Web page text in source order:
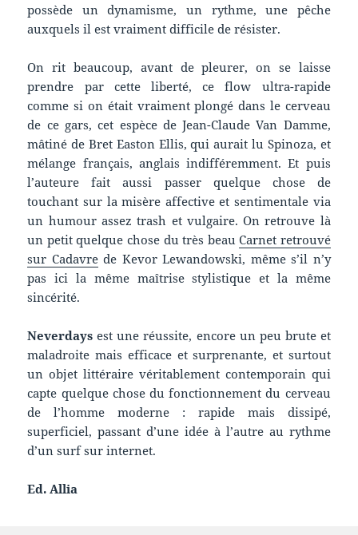
possède un dynamisme, un rythme, une pêche
auxquels il est vraiment difficile de résister.
On rit beaucoup, avant de pleurer, on se laisse
prendre par cette liberté, ce flow ultra-rapide
comme si on était vraiment plongé dans le cerveau
de ce gars, cet espèce de Jean-Claude Van Damme,
mâtiné de Bret Easton Ellis, qui aurait lu Spinoza, et
mélange français, anglais indifféremment. Et puis
l’auteure fait aussi passer quelque chose de
touchant sur la misère affective et sentimentale via
un humour assez trash et vulgaire. On retrouve là
un petit quelque chose du très beauCarnet retrouvé
sur Cadavrede Kevor Lewandowski, même s’il n’y
pas ici la même maîtrise stylistique et la même
sincérité.
Neverdays est une réussite, encore un peu brute et
maladroite mais efficace et surprenante, et surtout
un objet littéraire véritablement contemporain qui
capte quelque chose du fonctionnement du cerveau
de l’homme moderne : rapide mais dissipé,
superficiel, passant d’une idée à l’autre au rythme
d’un surf sur internet.
Ed. Allia